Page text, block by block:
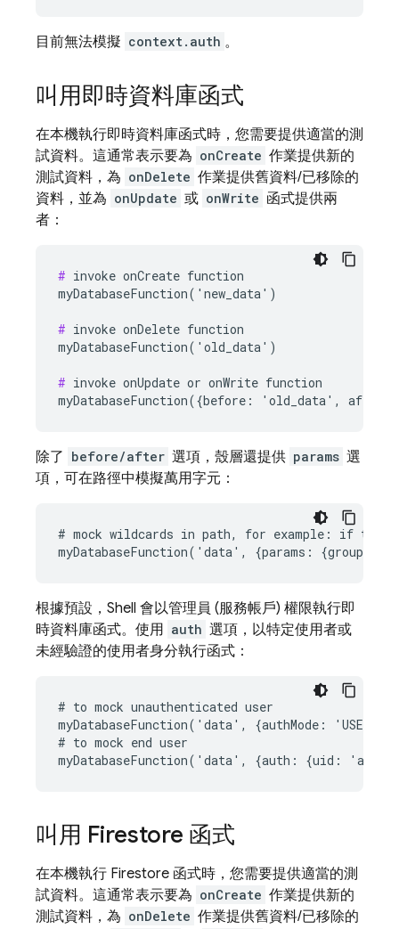
目前無法模擬 context.auth 。
叫用即時資料庫函式
在本機執行即時資料庫函式時，您需要提供適當的測
試資料。這通常表示要為 onCreate 作業提供新的
測試資料，為 onDelete 作業提供舊資料/已移除的
資料，並為 onUpdate 或 onWrite 函式提供兩
者：
# invoke onCreate function
myDatabaseFunction('new_data')
# invoke onDelete function
myDatabaseFunction('old_data')
# invoke onUpdate or onWrite function
除了 before/after 選項，殼層還提供 params 選
項，可在路徑中模擬萬用字元：
# mock wildcards in path, for example: if the
根據預設，Shell 會以管理員 (服務帳戶) 權限執行即
時資料庫函式。使用 auth 選項，以特定使用者或
未經驗證的使用者身分執行函式：
# to mock unauthenticated user
myDatabaseFunction('data', {authMode: 'USER'})
# to mock end user
叫用 Firestore 函式
在本機執行 Firestore 函式時，您需要提供適當的測
試資料。這通常表示要為 onCreate 作業提供新的
測試資料，為 onDelete 作業提供舊資料/已移除的